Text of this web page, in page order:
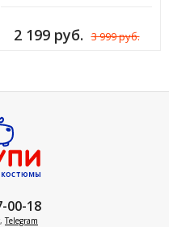
2 199 руб. 3 999 руб.
00-18
,Telegram